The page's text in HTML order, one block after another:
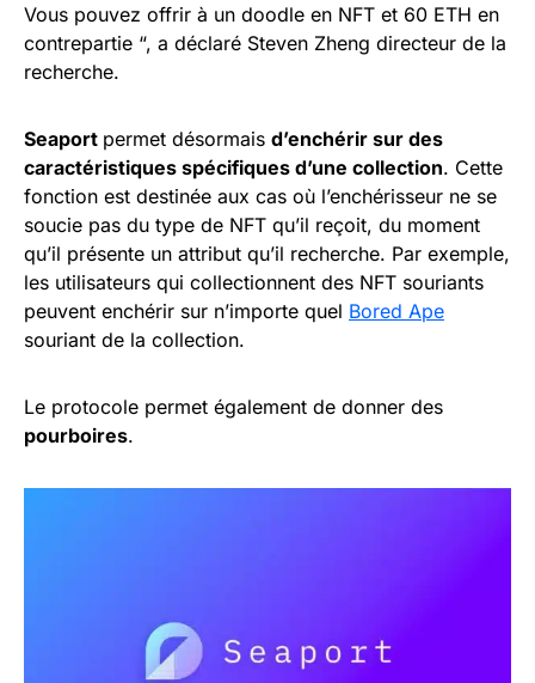
Vous pouvez offrir à un doodle en NFT et 60 ETH en
contrepartie “, a déclaré Steven Zheng directeur de la
recherche.
Seaport permet désormais d’enchérir sur des
caractéristiques spécifiques d’une collection. Cette
fonction est destinée aux cas où l’enchérisseur ne se
soucie pas du type de NFT qu’il reçoit, du moment
qu’il présente un attribut qu’il recherche. Par exemple,
les utilisateurs qui collectionnent des NFT souriants
peuvent enchérir sur n’importe quel Bored Ape
souriant de la collection.
Le protocole permet également de donner des
pourboires.